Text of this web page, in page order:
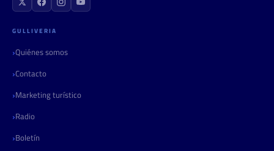
GULLIVERIA
Quiénes somos
Contacto
Marketing turístico
Radio
Boletín